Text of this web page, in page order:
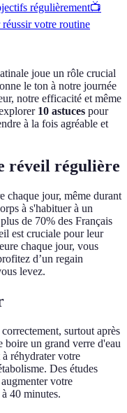
régulièrement📺
votre routine
joue un rôle crucial
le ton à notre journée
notre efficacité et même
10 astuces pour
à la fois agréable et
réveil régulière
chaque jour, même durant
à s'habituer à un
de 70% des Français
est cruciale pour leur
chaque jour, vous
d’un regain
levez.
surtout après
boire un grand verre d'eau
réhydrater votre
Des études
votre
40 minutes.